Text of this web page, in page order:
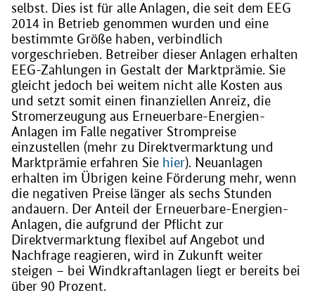
selbst. Dies ist für alle Anlagen, die seit dem EEG
2014 in Betrieb genommen wurden und eine
bestimmte Größe haben, verbindlich
vorgeschrieben. Betreiber dieser Anlagen erhalten
EEG-Zahlungen in Gestalt der Marktprämie. Sie
gleicht jedoch bei weitem nicht alle Kosten aus
und setzt somit einen finanziellen Anreiz, die
Stromerzeugung aus Erneuerbare-Energien-
Anlagen im Falle negativer Strompreise
einzustellen (mehr zu Direktvermarktung und
Marktprämie erfahren Sie hier). Neuanlagen
erhalten im Übrigen keine Förderung mehr, wenn
die negativen Preise länger als sechs Stunden
andauern. Der Anteil der Erneuerbare-Energien-
Anlagen, die aufgrund der Pflicht zur
Direktvermarktung flexibel auf Angebot und
Nachfrage reagieren, wird in Zukunft weiter
steigen – bei Windkraftanlagen liegt er bereits bei
über 90 Prozent.